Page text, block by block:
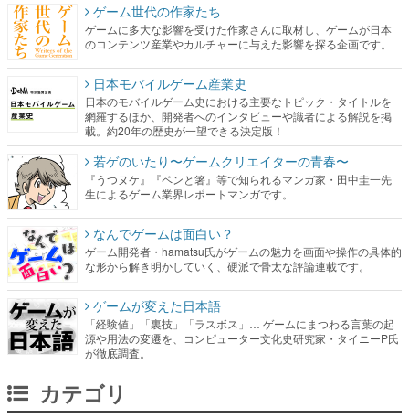
ゲーム世代の作家たち
ゲームに多大な影響を受けた作家さんに取材し、ゲームが日本
のコンテンツ産業やカルチャーに与えた影響を探る企画です。
日本モバイルゲーム産業史
日本のモバイルゲーム史における主要なトピック・タイトルを
網羅するほか、開発者へのインタビューや識者による解説を掲
載。約20年の歴史が一望できる決定版！
若ゲのいたり〜ゲームクリエイターの青春〜
『うつヌケ』『ペンと箸』等で知られるマンガ家・田中圭一先
生によるゲーム業界レポートマンガです。
なんでゲームは面白い？
ゲーム開発者・hamatsu氏がゲームの魅力を画面や操作の具体的
な形から解き明かしていく、硬派で骨太な評論連載です。
ゲームが変えた日本語
「経験値」「裏技」「ラスボス」… ゲームにまつわる言葉の起
源や用法の変遷を、コンピューター文化史研究家・タイニーP氏
が徹底調査。
カテゴリ